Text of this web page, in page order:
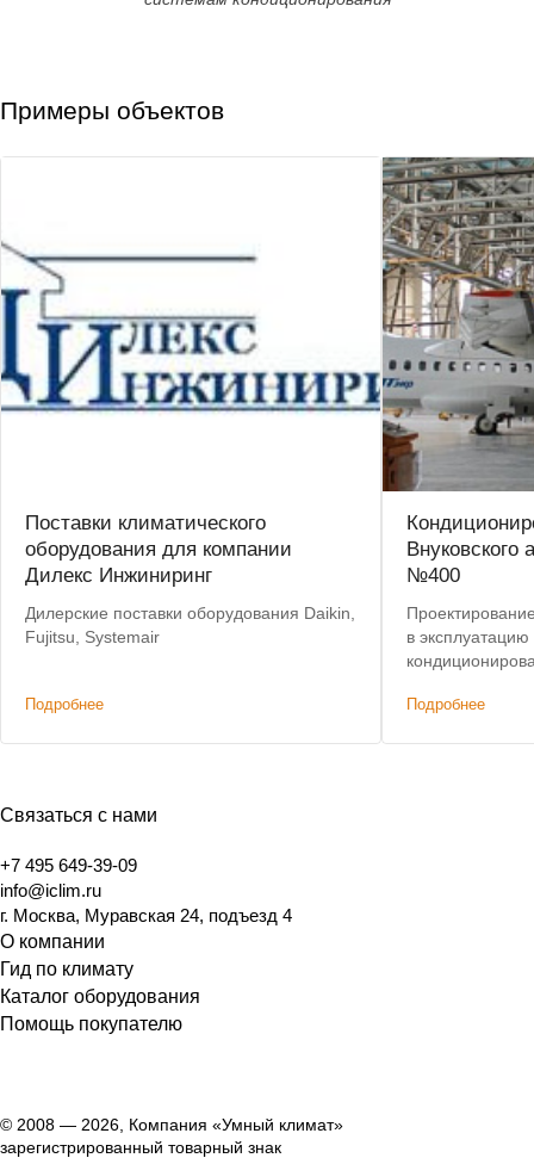
Примеры объектов
Поставки климатического
оборудования для компании
Дилекс Инжиниринг
Дилерские поставки оборудования Daikin,
Fujitsu, Systemair
Подробнее
Внуковского
№400
в
Подробнее
Связаться с нами
+7 495 649-39-09
info@iclim.ru
г. Москва, Муравская 24, подъезд 4
О компании
Гид по климату
Каталог оборудования
Помощь покупателю
© 2008 — 2026, Компания «Умный климат»
зарегистрированный товарный знак